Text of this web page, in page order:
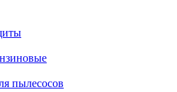
пылесосов